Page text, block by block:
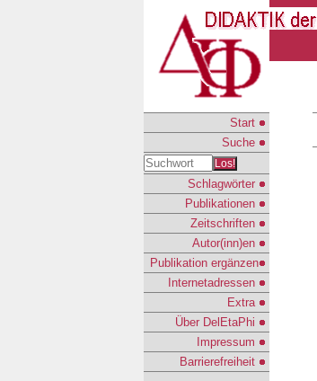
Start
Suche
Los!
Schlagwörter
Publikationen
Zeitschriften
Autor(inn)en
Publikation ergänzen
Internetadressen
Extra
Über DelEtaPhi
Impressum
Barrierefreiheit